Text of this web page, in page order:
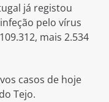
já registou
pelo vírus
mais 2.534
casos de hoje
Tejo.